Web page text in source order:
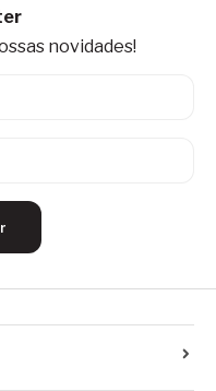
novidades!